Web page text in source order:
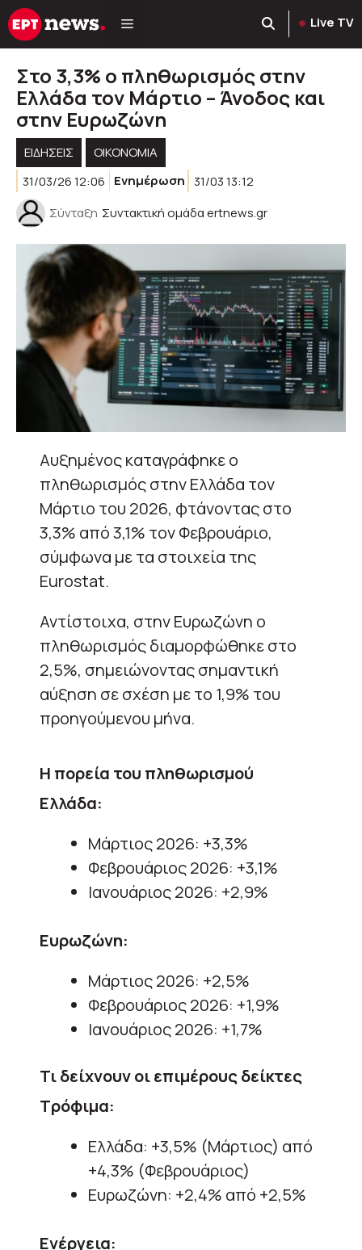
Μετάβαση
σε
Live TV
Στο 3,3% ο πληθωρισμός στην
Ελλάδα τον Μάρτιο – Άνοδος και
στην Ευρωζώνη
ΕΙΔΗΣΕΙΣ
ΟΙΚΟΝΟΜΙΑ
31/03/26 12:06
Ενημέρωση
31/03 13:12
Σύνταξη Συντακτική ομάδα ertnews.gr
Αυξημένος καταγράφηκε ο
πληθωρισμός στην Ελλάδα τον
Μάρτιο του 2026, φτάνοντας στο
3,3% από 3,1% τον Φεβρουάριο,
σύμφωνα με τα στοιχεία της
Eurostat.
Αντίστοιχα, στην Ευρωζώνη ο
πληθωρισμός διαμορφώθηκε στο
2,5%, σημειώνοντας σημαντική
αύξηση σε σχέση με το 1,9% του
προηγούμενου μήνα.
Η πορεία του πληθωρισμού
Ελλάδα:
Μάρτιος 2026: +3,3%
Φεβρουάριος 2026: +3,1%
Ιανουάριος 2026: +2,9%
Ευρωζώνη:
Μάρτιος 2026: +2,5%
Φεβρουάριος 2026: +1,9%
Ιανουάριος 2026: +1,7%
Τι δείχνουν οι επιμέρους δείκτες
Τρόφιμα:
Ελλάδα: +3,5% (Μάρτιος) από
+4,3% (Φεβρουάριος)
Ευρωζώνη: +2,4% από +2,5%
Ενέργεια: